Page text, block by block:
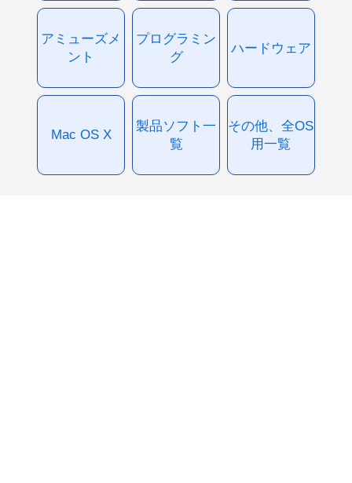
アミューズメ
ント
プログラミン
グ
ハードウェア
Mac OS X
製品ソフト一
覧
その他、全OS
用一覧